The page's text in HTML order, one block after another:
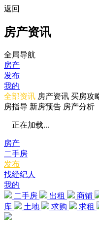
返回
房产资讯
全局导航
房产
发布
我的
全部资讯 房产资讯 买房攻
房指导 新房预告 房产分析
正在加载...
房产
二手房
发布
找经纪人
我的
二手房
出租 商铺
库
土地 求购 求租